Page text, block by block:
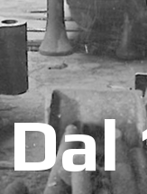
Dal